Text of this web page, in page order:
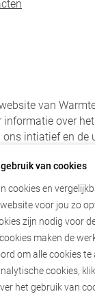
van
informatie over
intiatief en de
project Warm
van Warm Heeg
van cookies
cookies en
voor jou zo
zijn nodig voor
maken de
om alle cookies te
cookies,
het gebruik van